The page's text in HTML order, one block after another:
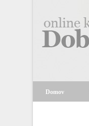
Domov